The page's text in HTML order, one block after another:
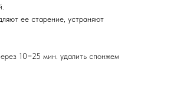
ее старение, устраняют
10−25 мин. удалить спонжем